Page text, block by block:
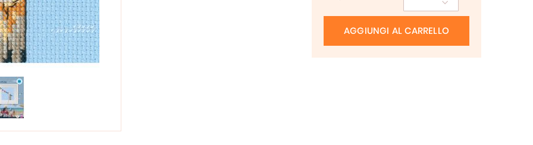
AGGIUNGI AL CARRELLO